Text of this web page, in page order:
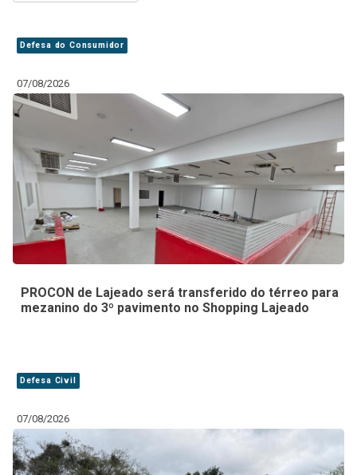
Defesa do Consumidor
07/08/2026
PROCON de Lajeado será transferido do térreo para
mezanino do 3º pavimento no Shopping Lajeado
Defesa Civil
07/08/2026